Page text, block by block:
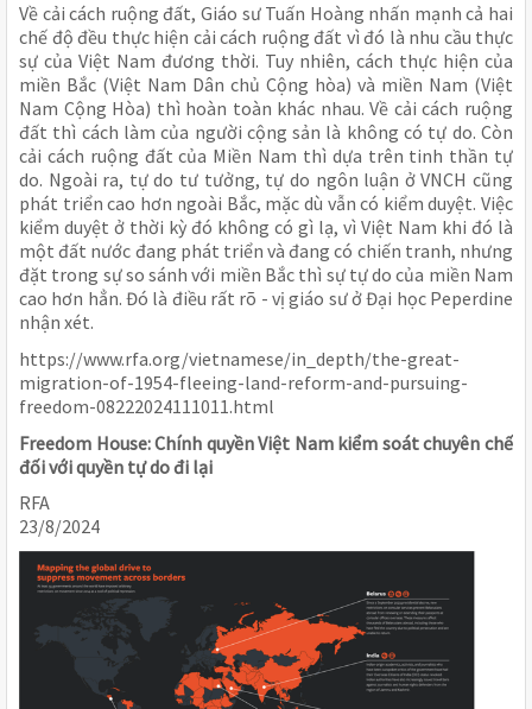
Về cải cách ruộng đất, Giáo sư Tuấn Hoàng nhấn mạnh cả hai
chế độ đều thực hiện cải cách ruộng đất vì đó là nhu cầu thực
sự của Việt Nam đương thời. Tuy nhiên, cách thực hiện của
miền Bắc (Việt Nam Dân chủ Cộng hòa) và miền Nam (Việt
Nam Cộng Hòa) thì hoàn toàn khác nhau. Về cải cách ruộng
đất thì cách làm của người cộng sản là không có tự do. Còn
cải cách ruộng đất của Miền Nam thì dựa trên tinh thần tự
do. Ngoài ra, tự do tư tưởng, tự do ngôn luận ở VNCH cũng
phát triển cao hơn ngoài Bắc, mặc dù vẫn có kiểm duyệt. Việc
kiểm duyệt ở thời kỳ đó không có gì lạ, vì Việt Nam khi đó là
một đất nước đang phát triển và đang có chiến tranh, nhưng
đặt trong sự so sánh với miền Bắc thì sự tự do của miền Nam
cao hơn hẳn. Đó là điều rất rõ - vị giáo sư ở Đại học Peperdine
nhận xét.
https://www.rfa.org/vietnamese/in_depth/the-great-
migration-of-1954-fleeing-land-reform-and-pursuing-
freedom-08222024111011.html
Freedom House: Chính quyền Việt Nam kiểm soát chuyên chế
đối với quyền tự do đi lại
RFA
23/8/2024